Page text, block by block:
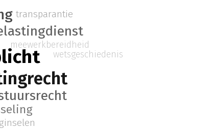
transparantie
meewerkbereidheid
wetsgeschiedenis